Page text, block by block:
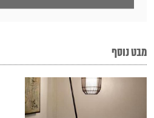
מבט נוסף